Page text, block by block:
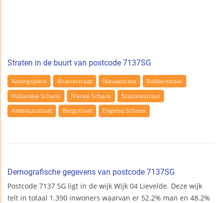
Straten in de buurt van postcode 7137SG
Koningsplein Vicariestraat Nieuwstraat
Bakkerstraat
Hollandse Schans
Franse Schans
Stationsstraat
Antoniusstraat
Bergstraat Engelse Schans
Demografische gegevens van postcode 7137SG
Postcode 7137 SG ligt in de wijk Wijk 04 Lievelde. Deze wijk
telt in totaal 1.390 inwoners waarvan er 52.2% man en 48.2%